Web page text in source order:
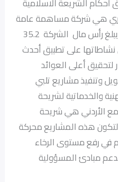
هي شركة مساهمة عامة
، تأسست سنة 2007م . ويبلغ رأس مال الشركة 35.2
نشاطاتها على تطبيق أحدث
لتحقيق أعلى العوائد
وتنفيذ مشاريع تلبي
والخدماتية لشريحة
الأردني هي شريحة
هذه المشاريع محركة
في رفع مستوى الرخاء
مبادئ المسؤولية